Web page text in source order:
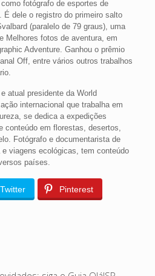
fotógrafo de esportes de
É dele o registro do primeiro salto
(paralelo de 79 graus), uma
Melhores fotos de aventura, em
Adventure. Ganhou o prêmio
Off, entre vários outros trabalhos
atual presidente da World
internacional que trabalha em
se dedica a expedições
conteúdo em florestas, desertos,
Fotógrafo e documentarista de
viagens ecológicas, tem conteúdo
países.
Twitter Pinterest